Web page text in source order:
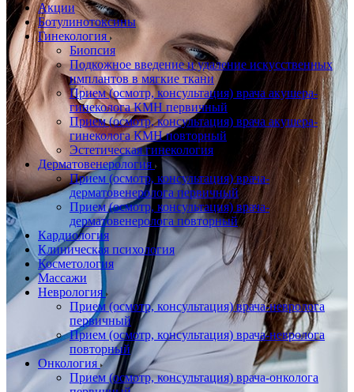
Акции
Ботулинотоксины
Гинекология
Биопсия
Подкожное введение и удаление искусственных
имплантов в мягкие ткани
Прием (осмотр, консультация) врача акушера-
гинеколога КМН первичный
Прием (осмотр, консультация) врача акушера-
гинеколога КМН повторный
Эстетическая гинекология
Дерматовенерология
Прием (осмотр, консультация) врача-
дерматовенеролога первичный
Прием (осмотр, консультация) врача-
дерматовенеролога повторный
Кардиология
Клиническая психология
Косметология
Массажи
Неврология
Прием (осмотр, консультация) врача-невролога
первичный
Прием (осмотр, консультация) врача-невролога
повторный
Онкология
Прием (осмотр, консультация) врача-онколога